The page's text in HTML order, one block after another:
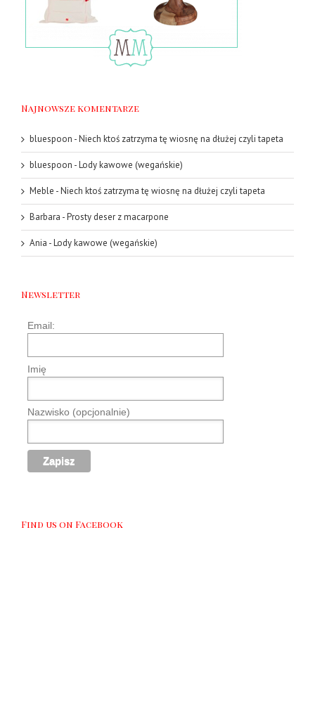
Najnowsze komentarze
bluespoon -Niech ktoś zatrzyma tę wiosnę na dłużej czyli tapeta
bluespoon -Lody kawowe (wegańskie)
Meble -Niech ktoś zatrzyma tę wiosnę na dłużej czyli tapeta
Barbara -Prosty deser z macarpone
Ania -Lody kawowe (wegańskie)
Newsletter
Email:
Imię
Nazwisko (opcjonalnie)
Find us on Facebook